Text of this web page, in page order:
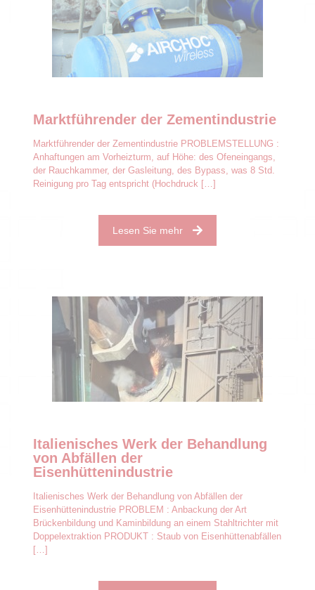
Marktführender der Zementindustrie
Marktführender der Zementindustrie PROBLEMSTELLUNG :
Anhaftungen am Vorheizturm, auf Höhe: des Ofeneingangs,
der Rauchkammer, der Gasleitung, des Bypass, was 8 Std.
Reinigung pro Tag entspricht (Hochdruck […]
Lesen Sie mehr
Italienisches Werk der Behandlung
von Abfällen der
Eisenhüttenindustrie
Italienisches Werk der Behandlung von Abfällen der
Eisenhüttenindustrie PROBLEM : Anbackung der Art
Brückenbildung und Kaminbildung an einem Stahltrichter mit
Doppelextraktion PRODUKT : Staub von Eisenhüttenabfällen
[…]